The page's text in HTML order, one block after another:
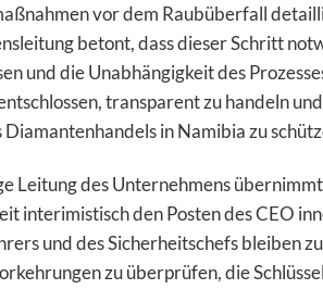
vor dem Raubüberfall
betont, dass dieser Schritt
und die Unabhängigkeit des
transparent zu handeln
Diamantenhandels in Namibia zu
Leitung des Unternehmens
interimistisch den Posten des CEO
und des Sicherheitschefs bleiben
zu überprüfen, die